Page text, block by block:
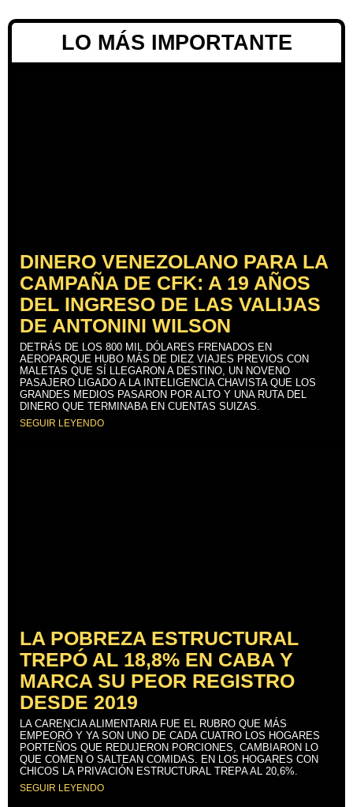
LO MÁS IMPORTANTE
DINERO VENEZOLANO PARA LA
CAMPAÑA DE CFK: A 19 AÑOS
DEL INGRESO DE LAS VALIJAS
DE ANTONINI WILSON
DETRÁS DE LOS 800 MIL DÓLARES FRENADOS EN
AEROPARQUE HUBO MÁS DE DIEZ VIAJES PREVIOS CON
MALETAS QUE SÍ LLEGARON A DESTINO, UN NOVENO
PASAJERO LIGADO A LA INTELIGENCIA CHAVISTA QUE LOS
GRANDES MEDIOS PASARON POR ALTO Y UNA RUTA DEL
DINERO QUE TERMINABA EN CUENTAS SUIZAS.
SEGUIR LEYENDO
LA POBREZA ESTRUCTURAL
TREPÓ AL 18,8% EN CABA Y
MARCA SU PEOR REGISTRO
DESDE 2019
LA CARENCIA ALIMENTARIA FUE EL RUBRO QUE MÁS
EMPEORÓ Y YA SON UNO DE CADA CUATRO LOS HOGARES
PORTEÑOS QUE REDUJERON PORCIONES, CAMBIARON LO
QUE COMEN O SALTEAN COMIDAS. EN LOS HOGARES CON
CHICOS LA PRIVACIÓN ESTRUCTURAL TREPA AL 20,6%.
SEGUIR LEYENDO